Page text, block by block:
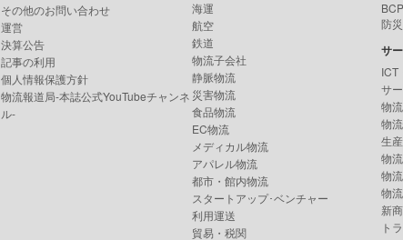
その他のお問い合わせ
運営
決算公告
記事の利用
個人情報保護方針
物流報道局-本誌公式YouTubeチャンネ
ル-
海運
航空
鉄道
物流子会社
静脈物流
災害物流
食品物流
EC物流
メディカル物流
アパレル物流
都市・館内物流
スタートアップ･ベンチャー
利用運送
貿易・税関
BCP
防
サ
ICT
サ
物
物
生
物
物
物
新
ト